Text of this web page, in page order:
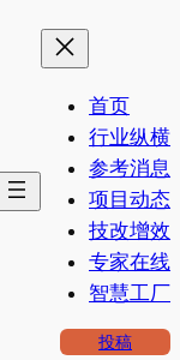
首页
行业纵横
参考消息
项目动态
技改增效
专家在线
智慧工厂
投稿